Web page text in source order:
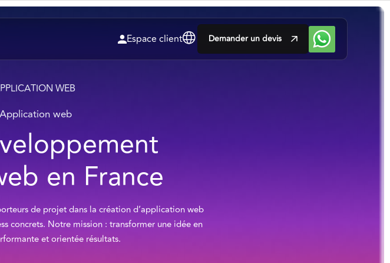
Espace client Demander un devis
WEB
Application web
en France
de projet dans la création d’application web
concrets. Notre mission : transformer une idée en
et orientée résultats.